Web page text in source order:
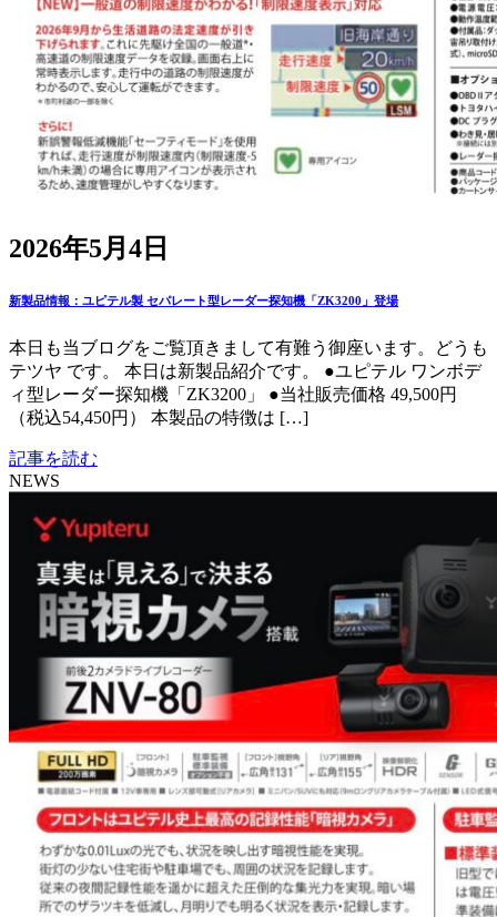
2026年5月4日
新製品情報：ユピテル製 セパレート型レーダー探知機「ZK3200」登場
本日も当ブログをご覧頂きまして有難う御座います。どうも
テツヤ です。 本日は新製品紹介です。 ●ユピテル ワンボデ
ィ型レーダー探知機「ZK3200」 ●当社販売価格 49,500円
（税込54,450円） 本製品の特徴は […]
記事を読む
NEWS